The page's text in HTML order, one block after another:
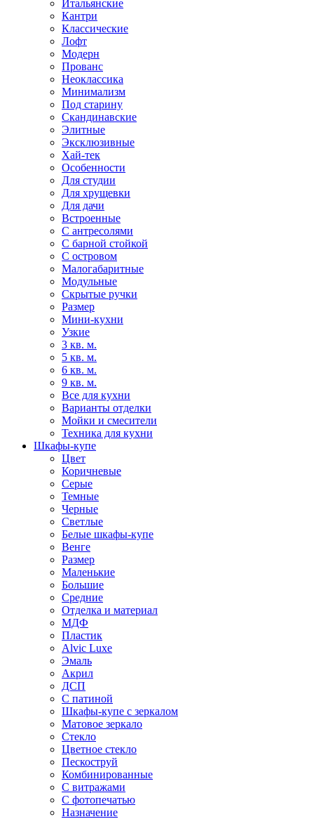
Итальянские
Кантри
Классические
Лофт
Модерн
Прованс
Неоклассика
Минимализм
Под старину
Скандинавские
Элитные
Эксклюзивные
Хай-тек
Особенности
Для студии
Для хрущевки
Для дачи
Встроенные
С антресолями
С барной стойкой
С островом
Малогабаритные
Модульные
Скрытые ручки
Размер
Мини-кухни
Узкие
3 кв. м.
5 кв. м.
6 кв. м.
9 кв. м.
Все для кухни
Варианты отделки
Мойки и смесители
Техника для кухни
Шкафы-купе
Цвет
Коричневые
Серые
Темные
Черные
Светлые
Белые шкафы-купе
Венге
Размер
Маленькие
Большие
Средние
Отделка и материал
МДФ
Пластик
Alvic Luxe
Эмаль
Акрил
ДСП
С патиной
Шкафы-купе с зеркалом
Матовое зеркало
Стекло
Цветное стекло
Пескоструй
Комбинированные
С витражами
С фотопечатью
Назначение